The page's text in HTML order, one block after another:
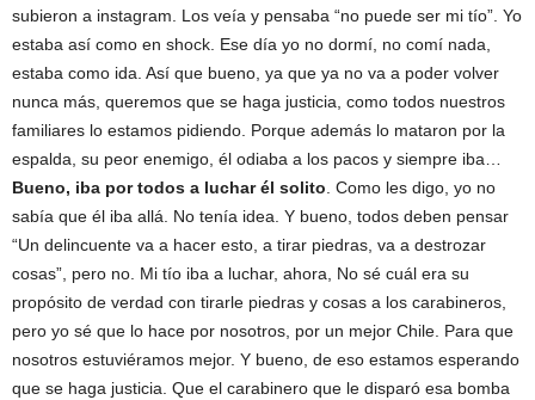
subieron a instagram. Los veía y pensaba “no puede ser mi tío”. Yo
estaba así como en shock. Ese día yo no dormí, no comí nada,
estaba como ida. Así que bueno, ya que ya no va a poder volver
nunca más, queremos que se haga justicia, como todos nuestros
familiares lo estamos pidiendo. Porque además lo mataron por la
espalda, su peor enemigo, él odiaba a los pacos y siempre iba…
Bueno, iba por todos a luchar él solito . Como les digo, yo no
sabía que él iba allá. No tenía idea. Y bueno, todos deben pensar
“Un delincuente va a hacer esto, a tirar piedras, va a destrozar
cosas”, pero no. Mi tío iba a luchar, ahora, No sé cuál era su
propósito de verdad con tirarle piedras y cosas a los carabineros,
pero yo sé que lo hace por nosotros, por un mejor Chile. Para que
nosotros estuviéramos mejor. Y bueno, de eso estamos esperando
que se haga justicia. Que el carabinero que le disparó esa bomba